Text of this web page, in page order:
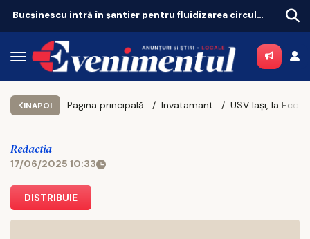
Bucșinescu intră în șantier pentru fluidizarea circulației
INAPOI Pagina principală Invatamant
Redactia
17/06/2025 10:33
DISTRIBUIE